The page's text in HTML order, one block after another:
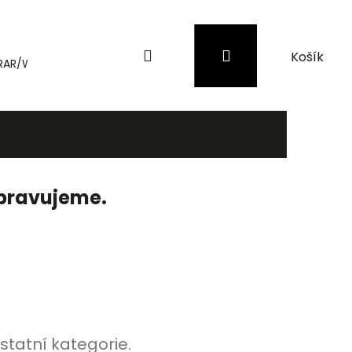
WinRAR Záložní zdroje (UPS) a přepěťové
PřihlášeníNákupní
košík
kategorie.